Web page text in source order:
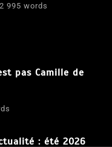
2 995 words
pas Camille de
: été 2026